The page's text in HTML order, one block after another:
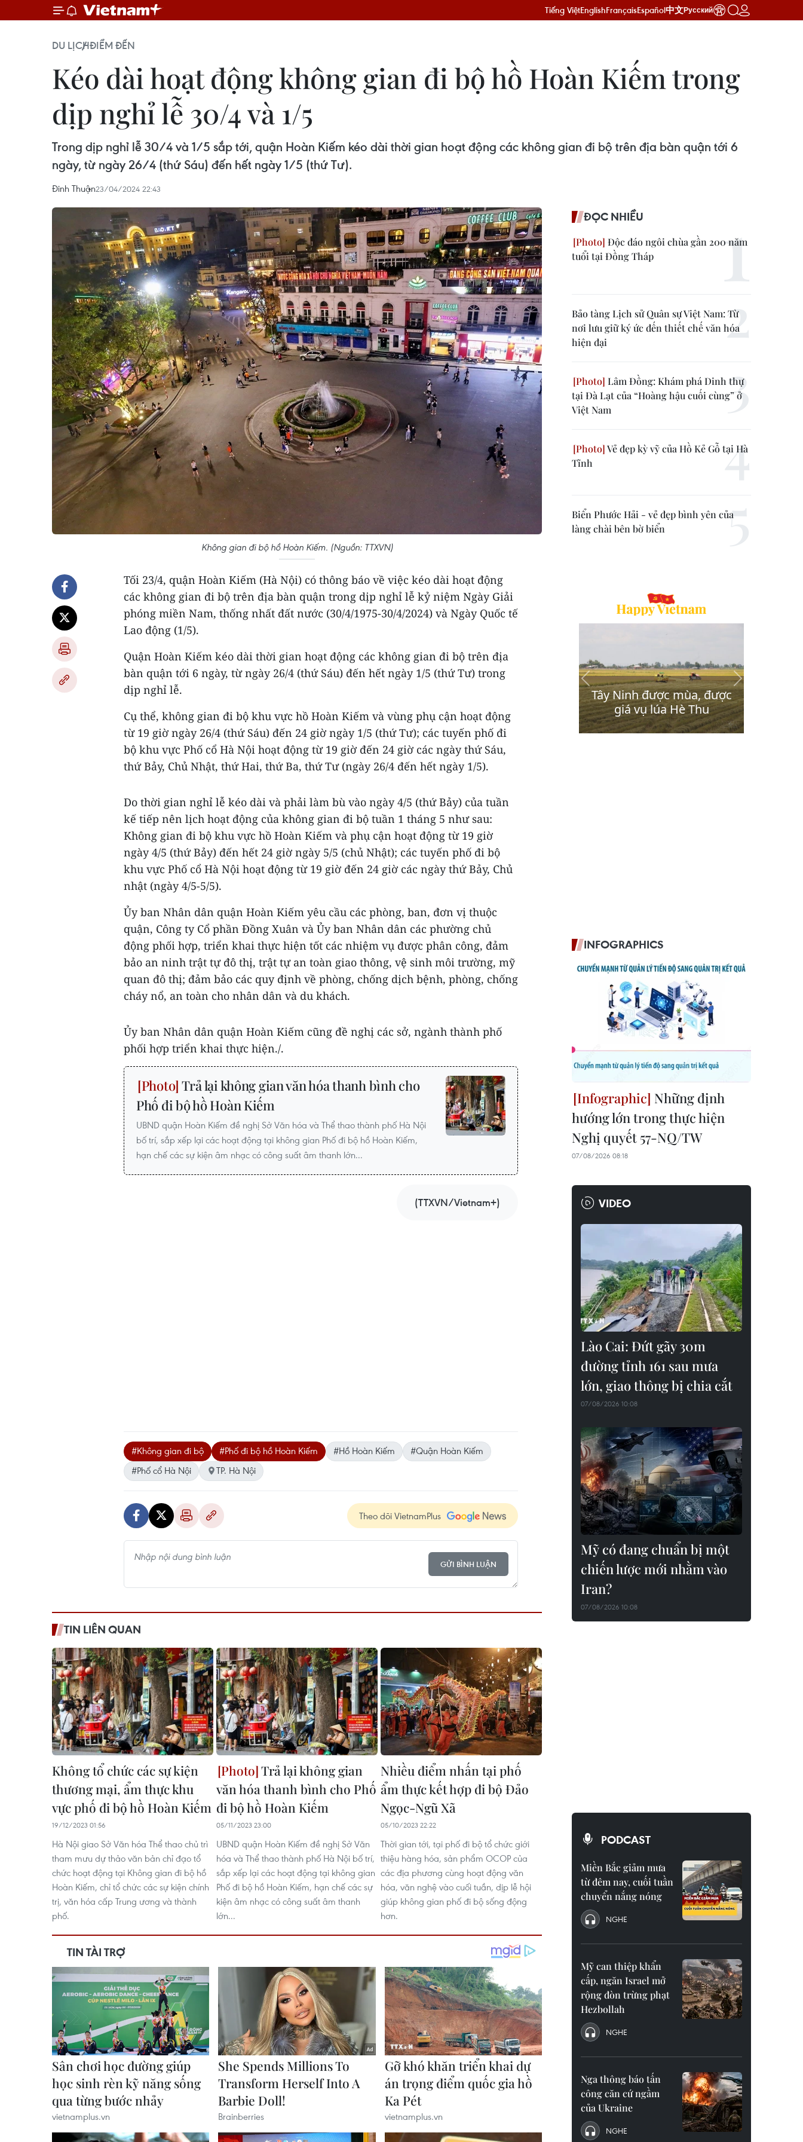
Tiếng ViệtEnglishFrançaisEspañol中文Русский
DU LỊCHĐIỂM ĐẾN
Kéo dài hoạt động không gian đi bộ hồ Hoàn Kiếm trong
dịp nghỉ lễ 30/4 và 1/5
Trong dịp nghỉ lễ 30/4 và 1/5 sắp tới, quận Hoàn Kiếm kéo dài thời gian hoạt động các không gian đi bộ trên địa bàn quận tới 6
ngày, từ ngày 26/4 (thứ Sáu) đến hết ngày 1/5 (thứ Tư).
Đinh Thuận23/04/2024 22:43
Không gian đi bộ hồ Hoàn Kiếm. (Nguồn: TTXVN)
Tối 23/4, quận Hoàn Kiếm (Hà Nội) có thông báo về việc kéo dài hoạt động
các không gian đi bộ trên địa bàn quận trong dịp nghỉ lễ kỷ niệm Ngày Giải
phóng miền Nam, thống nhất đất nước (30/4/1975-30/4/2024) và Ngày Quốc tế
Lao động (1/5).
Quận Hoàn Kiếm kéo dài thời gian hoạt động các không gian đi bộ trên địa
bàn quận tới 6 ngày, từ ngày 26/4 (thứ Sáu) đến hết ngày 1/5 (thứ Tư) trong
dịp nghỉ lễ.
Cụ thể, không gian đi bộ khu vực hồ Hoàn Kiếm và vùng phụ cận hoạt động
từ 19 giờ ngày 26/4 (thứ Sáu) đến 24 giờ ngày 1/5 (thứ Tư); các tuyến phố đi
bộ khu vực Phố cổ Hà Nội hoạt động từ 19 giờ đến 24 giờ các ngày thứ Sáu,
thứ Bảy, Chủ Nhật, thứ Hai, thứ Ba, thứ Tư (ngày 26/4 đến hết ngày 1/5).
Do thời gian nghỉ lễ kéo dài và phải làm bù vào ngày 4/5 (thứ Bảy) của tuần
kế tiếp nên lịch hoạt động của không gian đi bộ tuần 1 tháng 5 như sau:
Không gian đi bộ khu vực hồ Hoàn Kiếm và phụ cận hoạt động từ 19 giờ
ngày 4/5 (thứ Bảy) đến hết 24 giờ ngày 5/5 (chủ Nhật); các tuyến phố đi bộ
khu vực Phố cổ Hà Nội hoạt động từ 19 giờ đến 24 giờ các ngày thứ Bảy, Chủ
nhật (ngày 4/5-5/5).
Ủy ban Nhân dân quận Hoàn Kiếm yêu cầu các phòng, ban, đơn vị thuộc
quận, Công ty Cổ phần Đồng Xuân và Ủy ban Nhân dân các phường chủ
động phối hợp, triển khai thực hiện tốt các nhiệm vụ được phân công, đảm
bảo an ninh trật tự đô thị, trật tự an toàn giao thông, vệ sinh môi trường, mỹ
quan đô thị; đảm bảo các quy định về phòng, chống dịch bệnh, phòng, chống
cháy nổ, an toàn cho nhân dân và du khách.
Ủy ban Nhân dân quận Hoàn Kiếm cũng đề nghị các sở, ngành thành phố
phối hợp triển khai thực hiện./.
Trả lại không gian văn hóa thanh bình cho
Phố đi bộ hồ Hoàn Kiếm
UBND quận Hoàn Kiếm đề nghị Sở Văn hóa và Thể thao thành phố Hà Nội
bố trí, sắp xếp lại các hoạt động tại không gian Phố đi bộ hồ Hoàn Kiếm,
hạn chế các sự kiện âm nhạc có công suất âm thanh lớn...
(TTXVN/Vietnam+)
#Không gian đi bộ #Phố đi bộ hồ Hoàn Kiếm #Hồ Hoàn Kiếm
#Quận Hoàn Kiếm
#Phố cổ Hà Nội
TP. Hà Nội
Theo dõi VietnamPlus
GỬI BÌNH LUẬN
TIN LIÊN QUAN
Không tổ chức các sự kiện
thương mại, ẩm thực khu
vực phố đi bộ hồ Hoàn Kiếm
19/12/2023 01:56
Hà Nội giao Sở Văn hóa Thể thao chủ trì
tham mưu dự thảo văn bản chỉ đạo tổ
chức hoạt động tại Không gian đi bộ hồ
Hoàn Kiếm, chỉ tổ chức các sự kiện chính
trị, văn hóa cấp Trung ương và thành
phố.
Trả lại không gian
văn hóa thanh bình cho Phố
đi bộ hồ Hoàn Kiếm
05/11/2023 23:00
UBND quận Hoàn Kiếm đề nghị Sở Văn
hóa và Thể thao thành phố Hà Nội bố trí,
sắp xếp lại các hoạt động tại không gian
Phố đi bộ hồ Hoàn Kiếm, hạn chế các sự
kiện âm nhạc có công suất âm thanh
lớn...
Nhiều điểm nhấn tại phố
ẩm thực kết hợp đi bộ Đảo
Ngọc-Ngũ Xã
05/10/2023 22:22
Thời gian tới, tại phố đi bộ tổ chức giới
thiệu hàng hóa, sản phẩm OCOP của
các địa phương cùng hoạt động văn
hóa, văn nghệ vào cuối tuần, dịp lễ hội
giúp không gian phố đi bộ sống động
hơn.
ĐỌC NHIỀU
Độc đáo ngôi chùa gần 200 năm
tuổi tại Đồng Tháp
Bảo tàng Lịch sử Quân sự Việt Nam: Từ
nơi lưu giữ ký ức đến thiết chế văn hóa
hiện đại
Lâm Đồng: Khám phá Dinh thự
tại Đà Lạt của “Hoàng hậu cuối cùng” ở
Việt Nam
Vẻ đẹp kỳ vỹ của Hồ Kẻ Gỗ tại Hà
Tĩnh
Biển Phước Hải - vẻ đẹp bình yên của
làng chài bên bờ biển
INFOGRAPHICS
Những định
hướng lớn trong thực hiện
Nghị quyết 57-NQ/TW
07/08/2026 08:18
VIDEO
Lào Cai: Đứt gãy 30m
đường tỉnh 161 sau mưa
lớn, giao thông bị chia cắt
07/08/2026 10:08
Mỹ có đang chuẩn bị một
chiến lược mới nhằm vào
Iran?
07/08/2026 10:08
PODCAST
Miền Bắc giảm mưa
từ đêm nay, cuối tuần
chuyển nắng nóng
NGHE
Mỹ can thiệp khẩn
cấp, ngăn Israel mở
rộng đòn trừng phạt
Hezbollah
NGHE
Nga thông báo tấn
công căn cứ ngầm
của Ukraine
NGHE